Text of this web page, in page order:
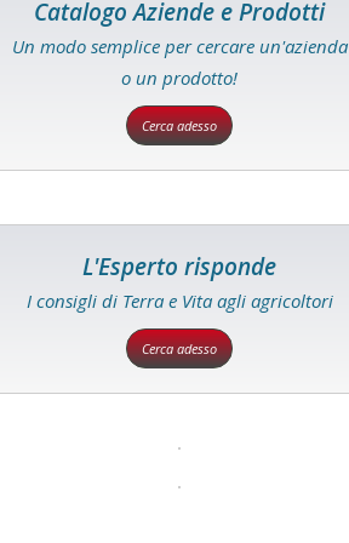
Catalogo Aziende e Prodotti
Un modo semplice per cercare un'azienda
o un prodotto!
Cerca adesso
L'Esperto risponde
I consigli di Terra e Vita agli agricoltori
Cerca adesso